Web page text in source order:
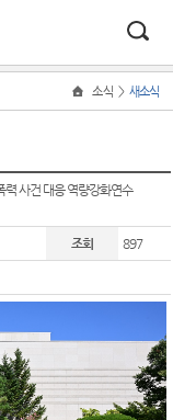
소식 > 새소식
력 사건 대응 역량강화연수
조회 897